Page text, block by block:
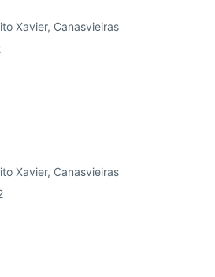
Xavier, Canasvieiras
Xavier, Canasvieiras